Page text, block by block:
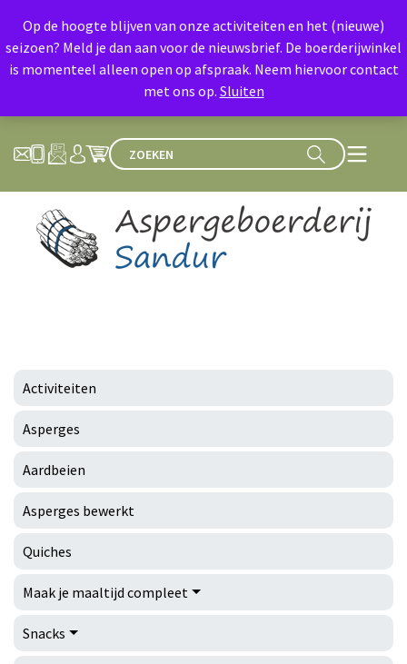
Activiteiten
Asperges
Aardbeien
Asperges bewerkt
Quiches
Maak je maaltijd compleet
Snacks
Op de hoogte blijven van onze activiteiten en het (nieuwe)
seizoen? Meld je dan aan voor de nieuwsbrief. De boerderijwinkel
is momenteel alleen open op afspraak. Neem hiervoor contact
met ons op. Sluiten